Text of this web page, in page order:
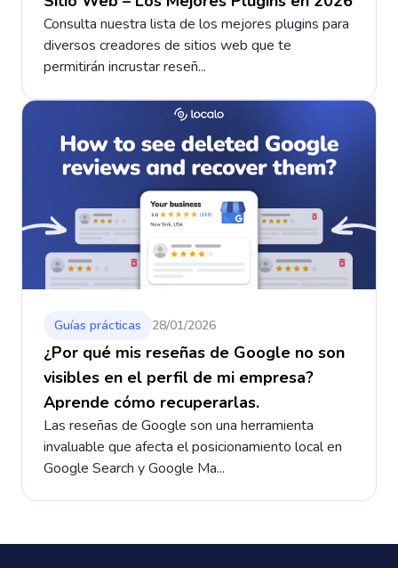
Consulta nuestra lista de los mejores plugins para
diversos creadores de sitios web que te
permitirán incrustar reseñ...
Guías prácticas 28/01/2026
¿Por qué mis reseñas de Google no son
visibles en el perfil de mi empresa?
Aprende cómo recuperarlas.
Las reseñas de Google son una herramienta
invaluable que afecta el posicionamiento local en
Google Search y Google Ma...